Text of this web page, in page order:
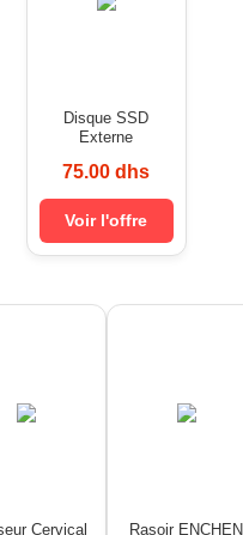
Disque SSD
Externe
75.00 dhs
Voir l'offre
Cervical Rasoir ENCHEN